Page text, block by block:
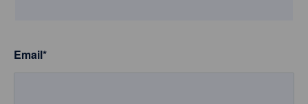
Email*